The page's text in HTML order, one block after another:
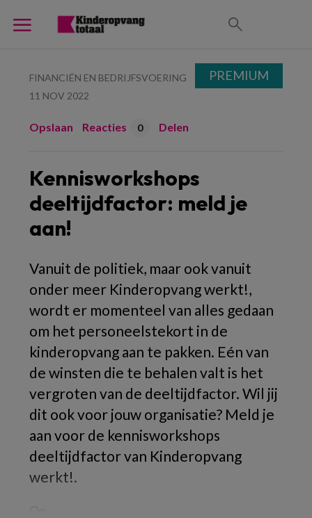
FINANCIËN EN BEDRIJFSVOERING
11 NOV 2022
Opslaan Reacties 0 Delen
Kennisworkshops
deeltijdfactor: meld je
aan!
Vanuit de politiek, maar ook vanuit
onder meer Kinderopvang werkt!,
wordt er momenteel van alles gedaan
om het personeelstekort in de
kinderopvang aan te pakken. Eén van
de winsten die te behalen valt is het
vergroten van de deeltijdfactor. Wil jij
dit ook voor jouw organisatie? Meld je
aan voor de kennisworkshops
deeltijdfactor van Kinderopvang
werkt!.
PREMIUM